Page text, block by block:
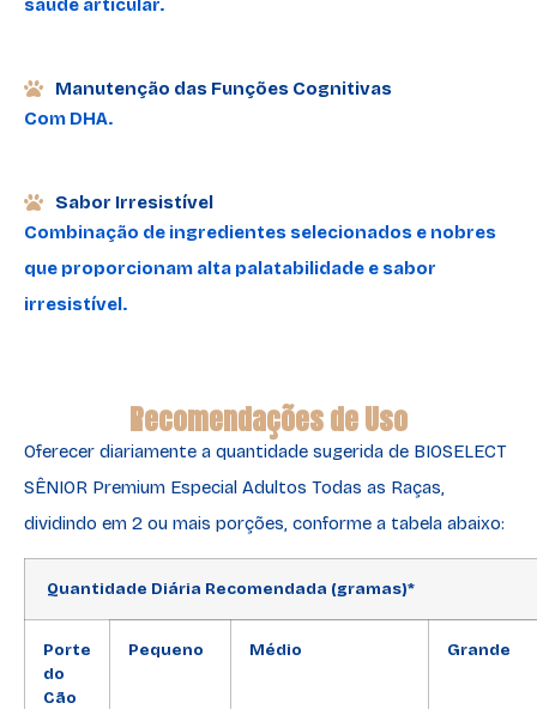
saúde articular.
Manutenção das Funções Cognitivas
Com DHA.
Sabor Irresistível
Combinação de ingredientes selecionados e nobres
que proporcionam alta palatabilidade e sabor
irresistível.
Recomendações de Uso
Oferecer diariamente a quantidade sugerida de BIOSELECT
SÊNIOR Premium Especial Adultos Todas as Raças,
dividindo em 2 ou mais porções, conforme a tabela abaixo:
Quantidade Diária Recomendada (gramas)*
Porte
do
Cão
Pequeno Médio Grande